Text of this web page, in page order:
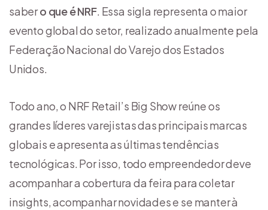
sabero que é NRF. Essa sigla representa o maior
evento global do setor, realizado anualmente pela
Federação Nacional do Varejo dos Estados
Unidos.
Todo ano, o NRF Retail’s Big Show reúne os
grandes líderes varejistas das principais marcas
globais e apresenta as últimas tendências
tecnológicas. Por isso, todo empreendedor deve
acompanhar a cobertura da feira para coletar
insights, acompanhar novidades e se manter à